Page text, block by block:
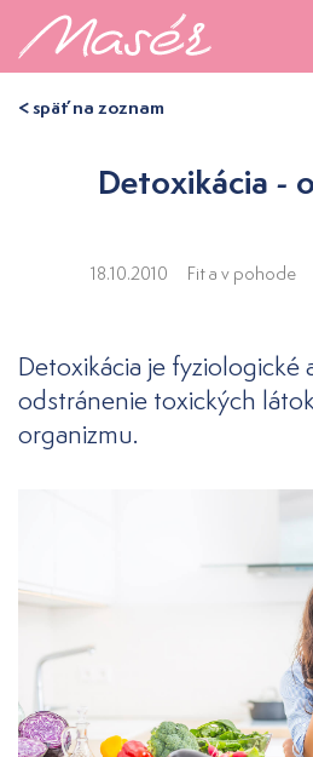
< späť na zoznam
Detoxikácia -
18.10.2010 Fit a v pohode
Detoxikácia je fyziologické
odstránenie toxických
organizmu.